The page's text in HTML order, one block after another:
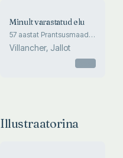
Minult varastatud elu
57 aastat Prantsusmaad
nägemata
Villancher, Jallot
Illustraatorina